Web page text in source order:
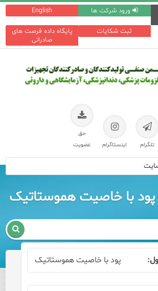
English ورود شرکت ها
پایگاه داده فرصت های
صادراتی
ثبت شکایات
تلگرام اینستاگرام
حق
عضویت
با خاصیت هموستاتیک

پود با خاصیت هموستاتیک